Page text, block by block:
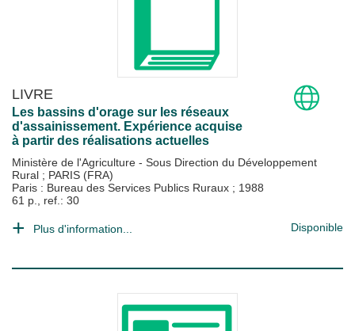
LIVRE
Les bassins d'orage sur les réseaux
d'assainissement. Expérience acquise
à partir des réalisations actuelles
Ministère de l'Agriculture - Sous Direction du Développement
Rural ; PARIS (FRA)
Paris : Bureau des Services Publics Ruraux ; 1988
61 p., ref.: 30
Plus d'information... Disponible